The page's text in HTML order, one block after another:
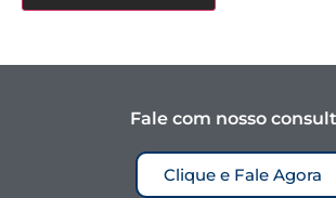
Fale com nosso
Clique e Fale Agora